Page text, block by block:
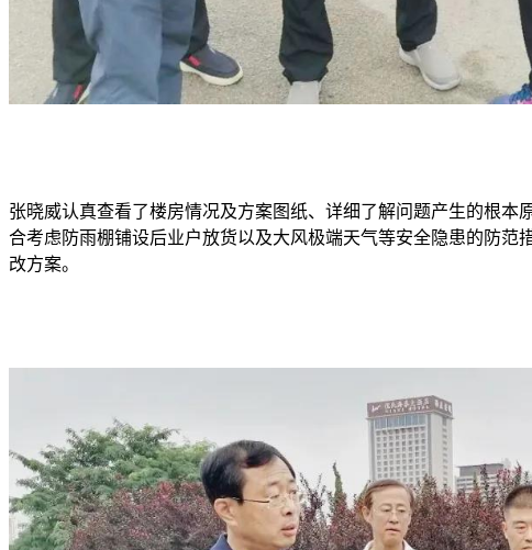
张晓威认真查看了楼房情况及方案图纸、详细了解问题产生的根本
合考虑防雨棚铺设后业户放货以及大风极端天气等安全隐患的防
改方案。